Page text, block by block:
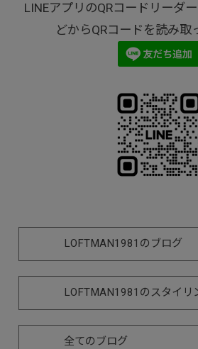
LINEアプリのQRコードリーダ
どからQRコードを読み取
LOFTMAN1981のブログ
LOFTMAN1981のスタイリ
全てのブログ